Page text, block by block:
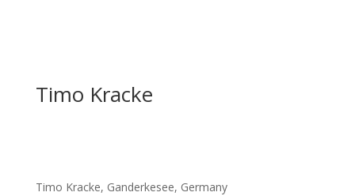
Timo Kracke
Timo Kracke, Ganderkesee, Germany